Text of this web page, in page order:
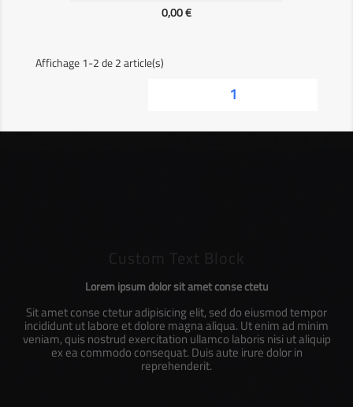
Prix
0,00 €
Affichage 1-2 de 2 article(s)
1
Custom Text Block
Lorem ipsum dolor sit amet conse ctetu
Sit amet conse ctetur adipisicing elit, sed do eiusmod tempor
incididunt ut labore et dolore magna aliqua. Ut enim ad minim
veniam, quis nostrud exercitation ullamco laboris nisi ut aliquip
ex ea commodo consequat. Duis aute irure dolor in
reprehenderit.